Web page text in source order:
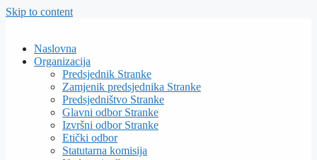
Skip to content
Naslovna
Organizacija
Predsjednik Stranke
Zamjenik predsjednika Stranke
Predsjedništvo Stranke
Glavni odbor Stranke
Izvršni odbor Stranke
Etički odbor
Statutarna komisija